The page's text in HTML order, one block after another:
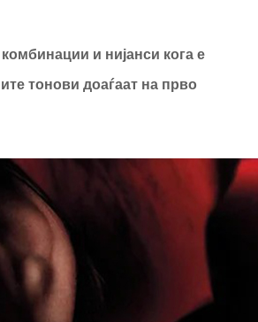
и нијанси кога е
тонови доаѓаат на прво